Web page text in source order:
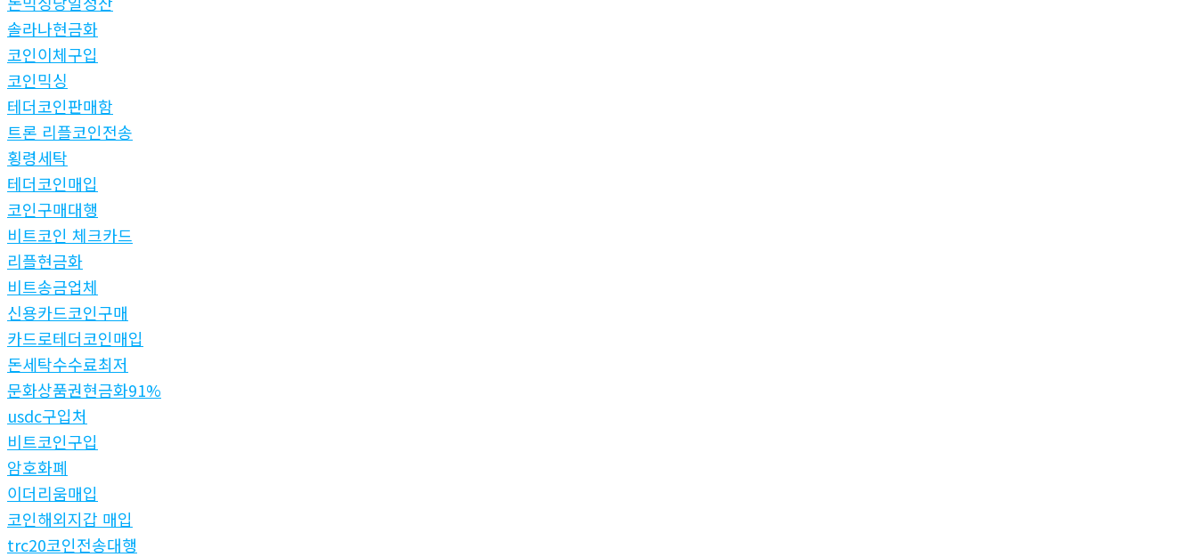
솔라나현금화
코인이체구입
코인믹싱
테더코인판매함
트론 리플코인전송
횡령세탁
테더코인매입
코인구매대행
비트코인 체크카드
리플현금화
비트송금업체
신용카드코인구매
카드로테더코인매입
돈세탁수수료최저
문화상품권현금화91%
usdc구입처
비트코인구입
암호화폐
이더리움매입
코인해외지갑 매입
trc20코인전송대행